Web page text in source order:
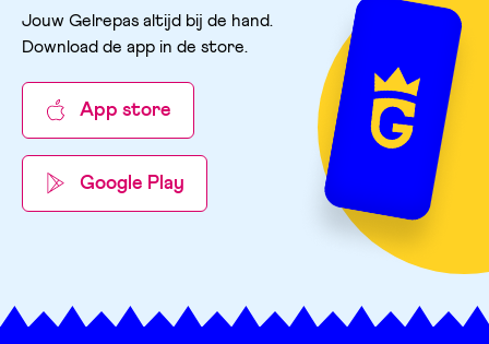
Jouw Gelrepas altijd bij de hand.
Download de app in de store.
App store
Google Play